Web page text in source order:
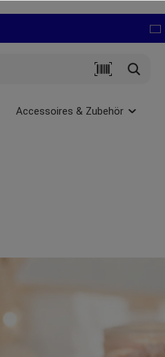
Accessoires & Zubehör